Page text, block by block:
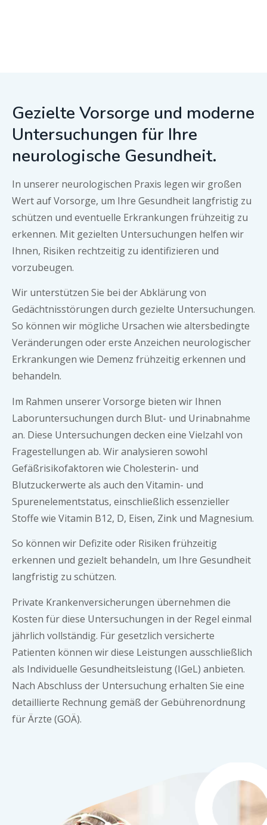
Gezielte Vorsorge und moderne
Untersuchungen für Ihre
neurologische Gesundheit.
In unserer neurologischen Praxis legen wir großen
Wert auf Vorsorge, um Ihre Gesundheit langfristig zu
schützen und eventuelle Erkrankungen frühzeitig zu
erkennen. Mit gezielten Untersuchungen helfen wir
Ihnen, Risiken rechtzeitig zu identifizieren und
vorzubeugen.
Wir unterstützen Sie bei der Abklärung von
Gedächtnisstörungen durch gezielte Untersuchungen.
So können wir mögliche Ursachen wie altersbedingte
Veränderungen oder erste Anzeichen neurologischer
Erkrankungen wie Demenz frühzeitig erkennen und
behandeln.
Im Rahmen unserer Vorsorge bieten wir Ihnen
Laboruntersuchungen durch Blut- und Urinabnahme
an. Diese Untersuchungen decken eine Vielzahl von
Fragestellungen ab. Wir analysieren sowohl
Gefäßrisikofaktoren wie Cholesterin- und
Blutzuckerwerte als auch den Vitamin- und
Spurenelementstatus, einschließlich essenzieller
Stoffe wie Vitamin B12, D, Eisen, Zink und Magnesium.
So können wir Defizite oder Risiken frühzeitig
erkennen und gezielt behandeln, um Ihre Gesundheit
langfristig zu schützen.
Private Krankenversicherungen übernehmen die
Kosten für diese Untersuchungen in der Regel einmal
jährlich vollständig. Für gesetzlich versicherte
Patienten können wir diese Leistungen ausschließlich
als Individuelle Gesundheitsleistung (IGeL) anbieten.
Nach Abschluss der Untersuchung erhalten Sie eine
detaillierte Rechnung gemäß der Gebührenordnung
für Ärzte (GOÄ).